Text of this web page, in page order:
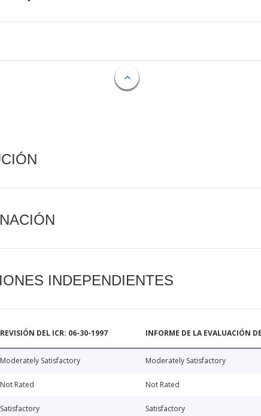
INDEPENDIENTES
REVISIÓN DEL ICR: 06-30-1997 INFORME DE LA EVALUACIÓN
Moderately Satisfactory Moderately Satisfactory
Not Rated Not Rated
Satisfactory Satisfactory